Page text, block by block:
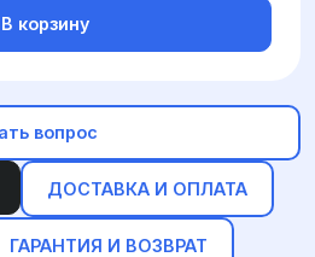
ДОСТАВКА И ОПЛАТА
ГАРАНТИЯ И ВОЗВРАТ
В корзину
вопрос